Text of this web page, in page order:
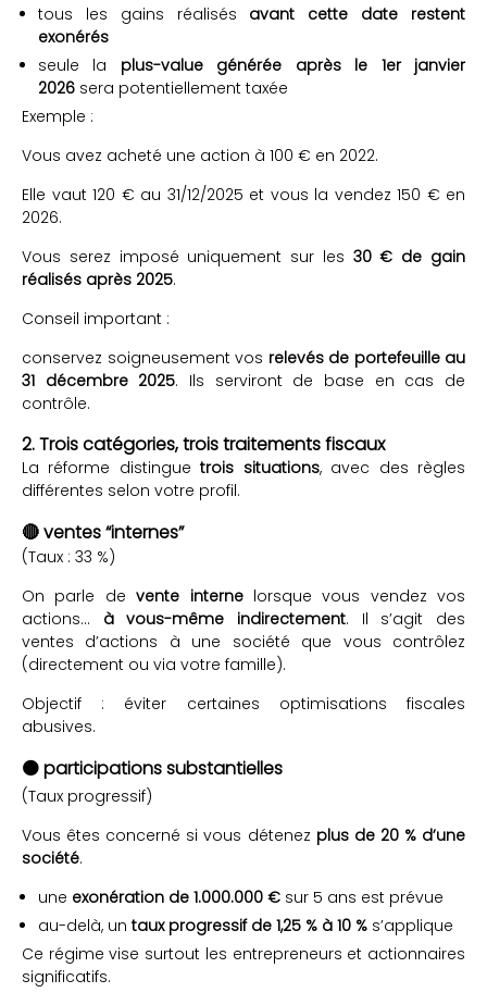
tous les gains réalisés avant cette date restent
exonérés
seule la plus-value générée après le 1er janvier
2026 sera potentiellement taxée
Exemple :
Vous avez acheté une action à 100 € en 2022.
Elle vaut 120 € au 31/12/2025 et vous la vendez 150 € en
2026.
Vous serez imposé uniquement sur les 30 € de gain
réalisés après 2025.
Conseil important :
conservez soigneusement vos relevés de portefeuille au
31 décembre 2025. Ils serviront de base en cas de
contrôle.
2. Trois catégories, trois traitements fiscaux
La réforme distinguetrois situations, avec des règles
différentes selon votre profil.
🔴 ventes “internes”
(Taux : 33 %)
On parle devente internelorsque vous vendez vos
actions… à vous-même indirectement. Il s’agit des
ventes d’actions à une société que vous contrôlez
(directement ou via votre famille).
Objectif : éviter certaines optimisations fiscales
abusives.
🟠 participations substantielles
(Taux progressif)
Vous êtes concerné si vous détenez plus de 20 % d’une
société.
une exonération de 1.000.000 € sur 5 ans est prévue
au-delà, un taux progressif de 1,25 % à 10 % s’applique
Ce régime vise surtout les entrepreneurs et actionnaires
significatifs.